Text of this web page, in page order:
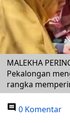
MALEKHA
Pekalongan
rangka
0 Komentar